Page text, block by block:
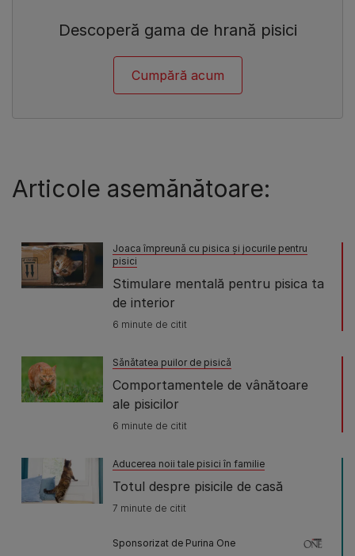
Descoperă gama de hrană pisici
Cumpără acum
Articole asemănătoare:
Joaca împreună cu pisica şi jocurile pentru
pisici
Stimulare mentală pentru pisica ta
de interior
6 minute de citit
Sănătatea puilor de pisică
Comportamentele de vânătoare
ale pisicilor
6 minute de citit
Aducerea noii tale pisici în familie
Totul despre pisicile de casă
7 minute de citit
Sponsorizat de Purina One